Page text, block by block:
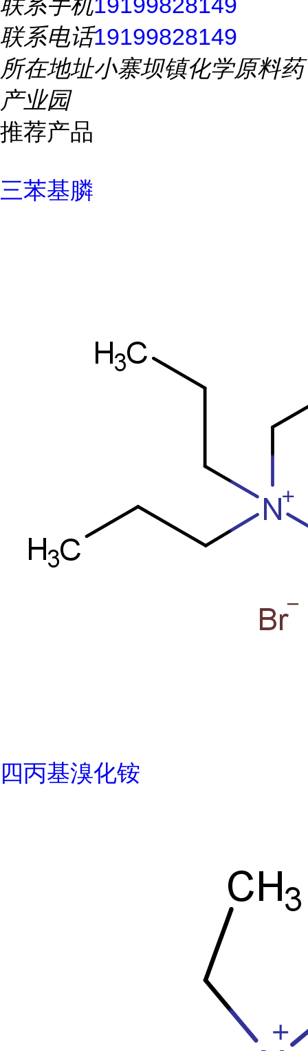
联系电话19199828149
所在地址小寨坝镇化学原料药
产业园
推荐产品
三苯基膦
四丙基溴化铵